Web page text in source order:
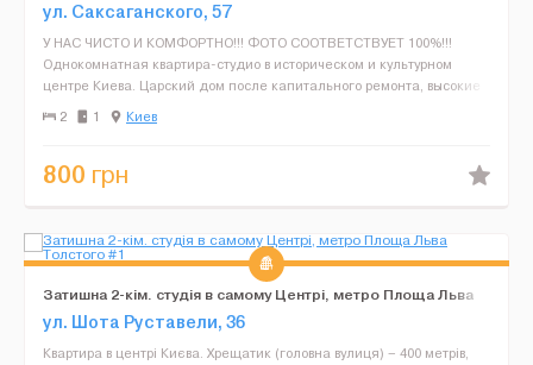
ул. Саксаганского, 57
У НАС ЧИСТО И КОМФОРТНО!!! ФОТО СООТВЕТСТВУЕТ 100%!!!
Однокомнатная квартира-студио в историческом и культурном
центре Киева. Царский дом после капитального ремонта, высокие
потолки 4 м. Находится на 3-м этаже 4-ти этажного ...
2 1 Киев
800 грн
Затишна 2-кім. студія в самому Центрі, метро Площа Льва
Толстого
ул. Шота Руставели, 36
Квартира в центрі Києва. Хрещатик (головна вулиця) – 400 метрів,